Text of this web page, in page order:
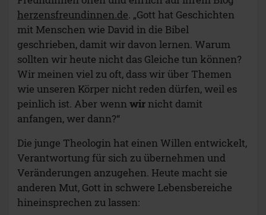
herzensfreundinnen.de. „Gott hat Geschichten
mit Menschen wie David in die Bibel
geschrieben, damit wir davon lernen. Warum
sollten wir heute nicht das Gleiche tun können?
Wir meinen viel zu oft, dass wir über Themen
wie unseren Körper nicht reden dürfen, weil es
peinlich ist. Aber wennwir nicht damit
anfangen, wer dann?“
Die junge Theologin hat einen Willen entwickelt,
Verantwortung für sich zu übernehmen und
Veränderungen anzugehen. Heute macht sie
anderen Mut, Gott in schwere Lebensbereiche
hineinsprechen zu lassen: